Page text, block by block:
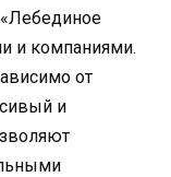
«Лебединое
и компаниями.
от
и